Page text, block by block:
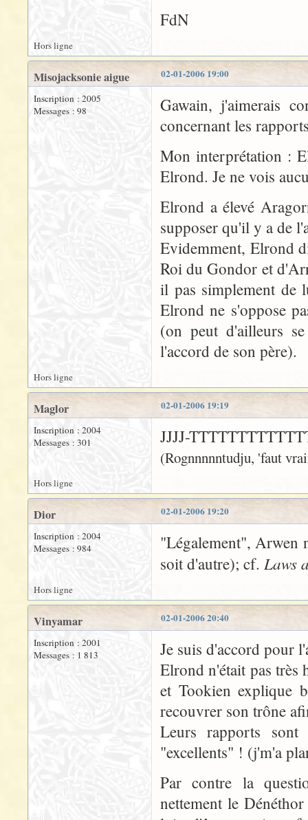
FdN
Hors ligne
02-01-2006 19:00
Misojacksonie aigue
Inscription : 2005
Messages : 98
Gawain, j'aimerais
concernant les
Mon interprétation :
Elrond. Je ne vois
Elrond a élevé
supposer qu'il y a de
Evidemment, Elrond
Roi du Gondor et
il pas simplement de
Elrond ne s'oppose
(on peut d'ailleurs
l'accord de son père).
Hors ligne
02-01-2006 19:19
Maglor
Inscription : 2004
Messages : 301
JJJJ-
(Rognnnnntudju, 'faut
Hors ligne
02-01-2006 19:20
Dior
Inscription : 2004
Messages : 984
"Légalement", Arwen
soit d'autre); cf. Laws
Hors ligne
02-01-2006 20:40
Vinyamar
Inscription : 2001
Messages : 1 813
Je suis d'accord pour
Elrond n'était pas très
et Tookien explique
recouvrer son trône
Leurs rapports
"excellents" ! (j'm'a
Par contre la
nettement le